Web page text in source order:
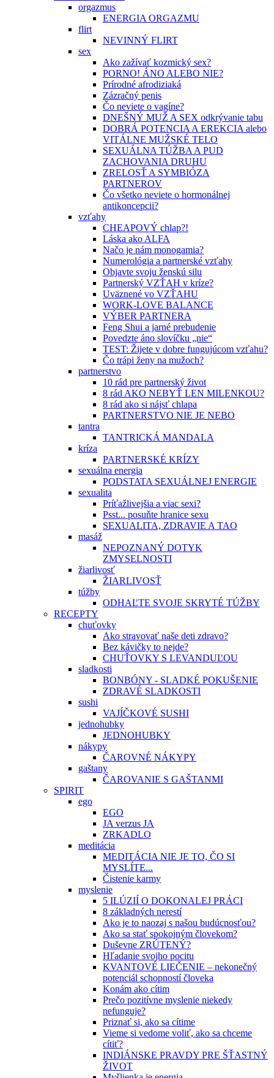
orgazmus
ENERGIA ORGAZMU
flirt
NEVINNÝ FLIRT
sex
Ako zažívať kozmický sex?
PORNO! ÁNO ALEBO NIE?
Prírodné afrodiziaká
Zázračný penis
Čo neviete o vagíne?
DNEŠNÝ MUŽ A SEX odkrývanie tabu
DOBRÁ POTENCIA A EREKCIA alebo
VITÁLNE MUŽSKÉ TELO
SEXUÁLNA TÚŽBA A PUD
ZACHOVANIA DRUHU
ZRELOSŤ A SYMBIÓZA
PARTNEROV
Čo všetko neviete o hormonálnej
antikoncepcii?
vzťahy
CHEAPOVÝ chlap?!
Láska ako ALFA
Načo je nám monogamia?
Numerológia a partnerské vzťahy
Objavte svoju ženskú silu
Partnerský VZŤAH v kríze?
Uväznené vo VZŤAHU
WORK-LOVE BALANCE
VÝBER PARTNERA
Feng Shui a jarné prebudenie
Povedzte áno slovíčku „nie“
TEST: Žijete v dobre fungujúcom vzťahu?
Čo trápi ženy na mužoch?
partnerstvo
10 rád pre partnerský život
8 rád AKO NEBYŤ LEN MILENKOU?
8 rád ako si nájsť chlapa
PARTNERSTVO NIE JE NEBO
tantra
TANTRICKÁ MANDALA
kríza
PARTNERSKÉ KRÍZY
sexuálna energia
PODSTATA SEXUÁLNEJ ENERGIE
sexualita
Príťažlivejšia a viac sexi?
Psst... posuňte hranice sexu
SEXUALITA, ZDRAVIE A TAO
masáž
NEPOZNANÝ DOTYK
ZMYSELNOSTI
žiarlivosť
ŽIARLIVOSŤ
túžby
ODHAĽTE SVOJE SKRYTÉ TÚŽBY
RECEPTY
chuťovky
Ako stravovať naše deti zdravo?
Bez kávičky to nejde?
CHUŤOVKY S LEVANDUĽOU
sladkosti
BONBÓNY - SLADKÉ POKUŠENIE
ZDRAVÉ SLADKOSTI
sushi
VAJÍČKOVÉ SUSHI
jednohubky
JEDNOHUBKY
nákypy
ČAROVNÉ NÁKYPY
gaštany
ČAROVANIE S GAŠTANMI
SPIRIT
ego
EGO
JA verzus JA
ZRKADLO
meditácia
MEDITÁCIA NIE JE TO, ČO SI
MYSLÍTE...
Čistenie karmy
myslenie
5 ILÚZIÍ O DOKONALEJ PRÁCI
8 základných nerestí
Ako je to naozaj s našou budúcnosťou?
Ako sa stať spokojným človekom?
Duševne ZRÚTENÝ?
Hľadanie svojho pocitu
KVANTOVÉ LIEČENIE – nekonečný
potenciál schopností človeka
Konám ako cítim
Prečo pozitívne myslenie niekedy
nefunguje?
Priznať si, ako sa cítime
Vieme si vedome voliť, ako sa chceme
cítiť?
INDIÁNSKE PRAVDY PRE ŠŤASTNÝ
ŽIVOT